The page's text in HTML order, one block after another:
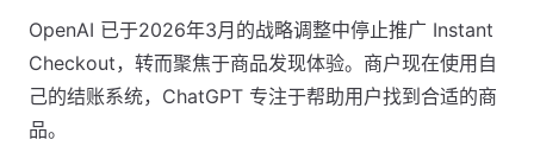
OpenAI 已于2026年3月的战略调整中停止推广 Instant
Checkout，转而聚焦于商品发现体验。商户现在使用自
己的结账系统，ChatGPT 专注于帮助用户找到合适的商
品。